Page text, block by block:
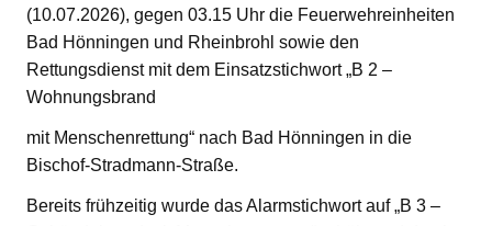
(10.07.2026), gegen 03.15 Uhr die Feuerwehreinheiten
Bad Hönningen und Rheinbrohl sowie den
Rettungsdienst mit dem Einsatzstichwort „B 2 –
Wohnungsbrand
mit Menschenrettung“ nach Bad Hönningen in die
Bischof-Stradmann-Straße.
Bereits frühzeitig wurde das Alarmstichwort auf „B 3 –